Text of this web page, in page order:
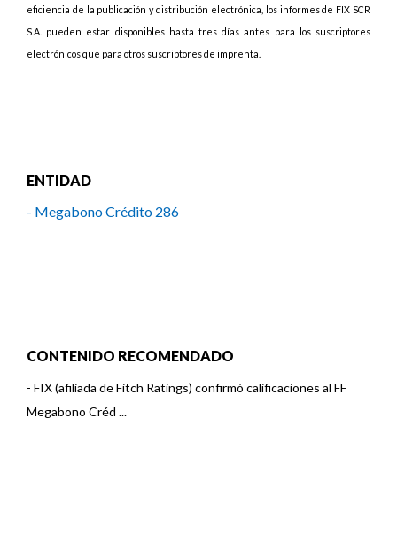
eficiencia de la publicación y distribución electrónica, los informes de FIX SCR
S.A. pueden estar disponibles hasta tres días antes para los suscriptores
electrónicos que para otros suscriptores de imprenta.
ENTIDAD
- Megabono Crédito 286
CONTENIDO RECOMENDADO
- FIX (afiliada de Fitch Ratings) confirmó calificaciones al FF
Megabono Créd ...